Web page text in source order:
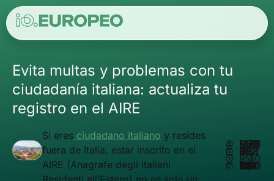
Evita multas y problemas con tu
ciudadanía italiana: actualiza tu
registro en el AIRE
Si eres ciudadano italiano y resides
fuera de Italia, estar inscrito en el
AIRE (Anagrafe degli Italiani
ESCRITO POR
MATHEUS REIS
OCTUBRE 10, 2024
3:30 PM
ACTUALIZADO EN NOVIEMBRE 17, 2025